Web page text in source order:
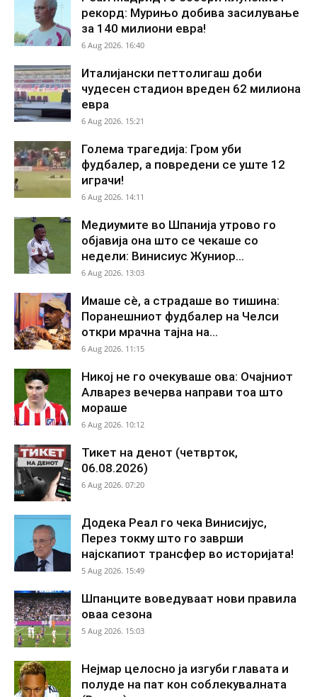
рекорд: Мурињо добива засилување
за 140 милиони евра!
6 Aug 2026. 16:40
Италијански петтолигаш доби
чудесен стадион вреден 62 милиона
евра
6 Aug 2026. 15:21
Голема трагедија: Гром уби
фудбалер, а повредени се уште 12
играчи!
6 Aug 2026. 14:11
Медиумите во Шпанија утрово го
објавија она што се чекаше со
недели: Винисиус Жуниор...
6 Aug 2026. 13:03
Имаше сè, а страдаше во тишина:
Поранешниот фудбалер на Челси
откри мрачна тајна на...
6 Aug 2026. 11:15
Никој не го очекуваше ова: Очајниот
Алварез вечерва направи тоа што
мораше
6 Aug 2026. 10:12
Тикет на денот (четврток,
06.08.2026)
6 Aug 2026. 07:20
Додека Реал го чека Винисијус,
Перез токму што го заврши
најскапиот трансфер во историјата!
5 Aug 2026. 15:49
Шпанците воведуваат нови правила
оваа сезона
5 Aug 2026. 15:03
Нејмар целосно ја изгуби главата и
полуде на пат кон соблекувалната